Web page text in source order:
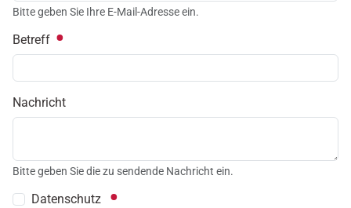
Bitte geben Sie Ihre E-Mail-Adresse ein.
Betreff
Nachricht
Bitte geben Sie die zu sendende Nachricht ein.
Datenschutz